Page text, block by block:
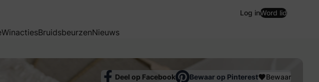
Log inWord lid
WinactiesBruidsbeurzenNieuws
Deel op Facebook Bewaar op Pinterest Bewaar